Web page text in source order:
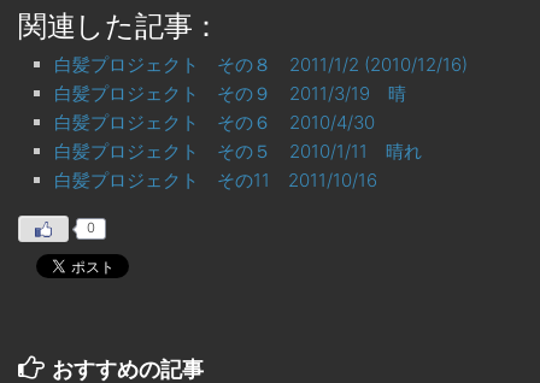
関連した記事：
白髪プロジェクト その８ 2011/1/2 (2010/12/16)
白髪プロジェクト その９ 2011/3/19 晴
白髪プロジェクト その６ 2010/4/30
白髪プロジェクト その５ 2010/1/11 晴れ
白髪プロジェクト その11 2011/10/16
0
おすすめの記事